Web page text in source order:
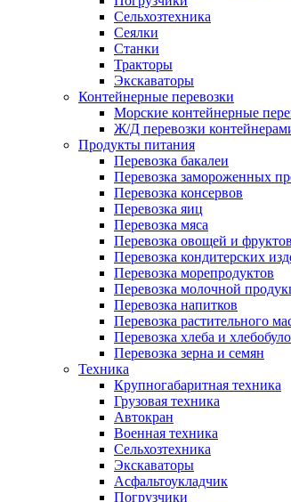
Сельхозтехника
Сеялки
Станки
Тракторы
Экскаваторы
Контейнерные перевозки
Морские контейнерные
Ж/Д перевозки
Продукты питания
Перевозка бакалеи
Перевозка замороженных
Перевозка консервов
Перевозка яиц
Перевозка мяса
Перевозка овощей и фруктов
Перевозка кондитерских
Перевозка морепродуктов
Перевозка молочной
Перевозка напитков
Перевозка растительного
Перевозка хлеба и
Перевозка зерна и семян
Техника
Крупногабаритная техника
Грузовая техника
Автокран
Военная техника
Сельхозтехника
Экскаваторы
Асфальтоукладчик
Погрузчики